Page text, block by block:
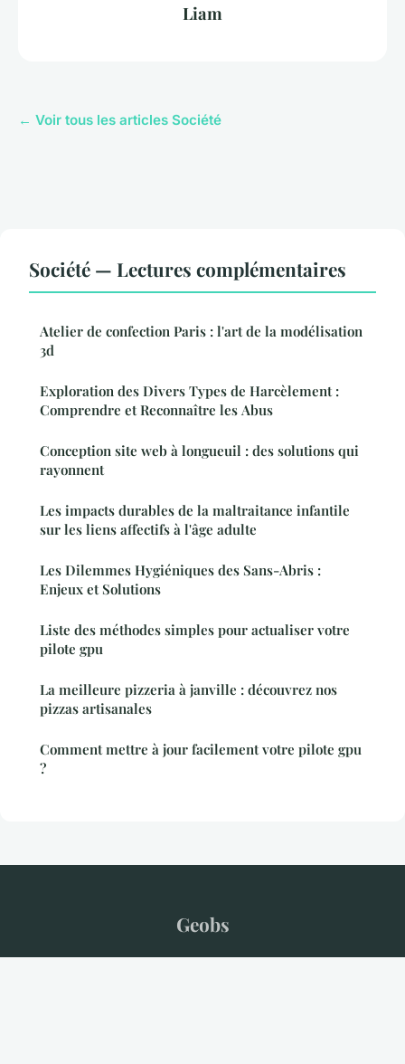
Liam
← Voir tous les articles Société
Société — Lectures complémentaires
Atelier de confection Paris : l'art de la modélisation
3d
Exploration des Divers Types de Harcèlement :
Comprendre et Reconnaître les Abus
Conception site web à longueuil : des solutions qui
rayonnent
Les impacts durables de la maltraitance infantile
sur les liens affectifs à l'âge adulte
Les Dilemmes Hygiéniques des Sans-Abris :
Enjeux et Solutions
Liste des méthodes simples pour actualiser votre
pilote gpu
La meilleure pizzeria à janville : découvrez nos
pizzas artisanales
Comment mettre à jour facilement votre pilote gpu
?
Geobs